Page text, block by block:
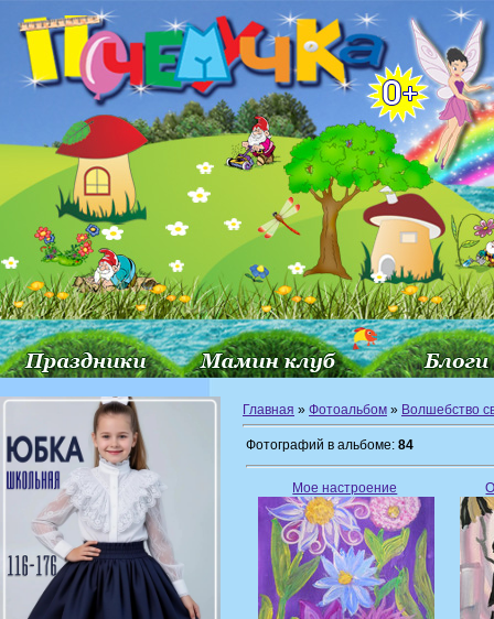
Главная » Фотоальбом » Волшебство
Фотографий в альбоме: 84
Мое настроение